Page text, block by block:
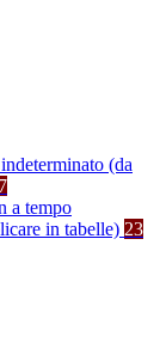
(da
a tempo
in tabelle) 23